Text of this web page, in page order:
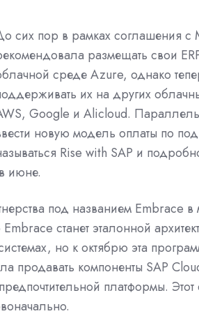
сих пор в рамках соглашения с
размещать свои
среде Azure, однако
их на других
Google и Alicloud.
новую модель оплаты по
Rise with SAP и
июне.
под названием Embrace
станет эталонной
но к октябрю эта
продавать компоненты SAP
платформы. Этот